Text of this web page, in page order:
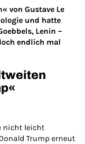
von Gustave Le
und hatte
Lenin –
endlich mal
nicht leicht
Trump erneut